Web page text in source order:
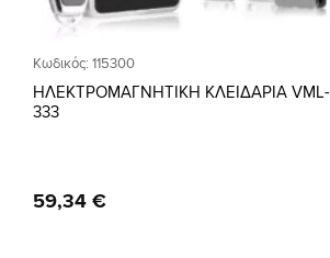
Κωδικός: 115300
ΗΛΕΚΤΡOΜΑΓΝΗΤΙΚΗ ΚΛΕΙΔΑΡΙΑ VML-
333
59,34 €